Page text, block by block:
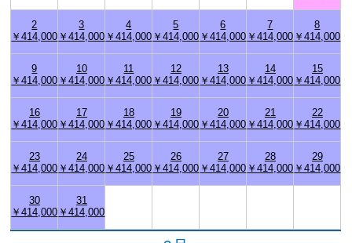
2
￥414,000
3
￥414,000
4
￥414,000
5
￥414,000
6
￥414,000
7
￥414,000
8
￥414,000
9
￥414,000
10
￥414,000
11
￥414,000
12
￥414,000
13
￥414,000
14
￥414,000
15
￥414,000
16
￥414,000
17
￥414,000
18
￥414,000
19
￥414,000
20
￥414,000
21
￥414,000
22
￥414,000
23
￥414,000
24
￥414,000
25
￥414,000
26
￥414,000
27
￥414,000
28
￥414,000
29
￥414,000
30
￥414,000
31
￥414,000